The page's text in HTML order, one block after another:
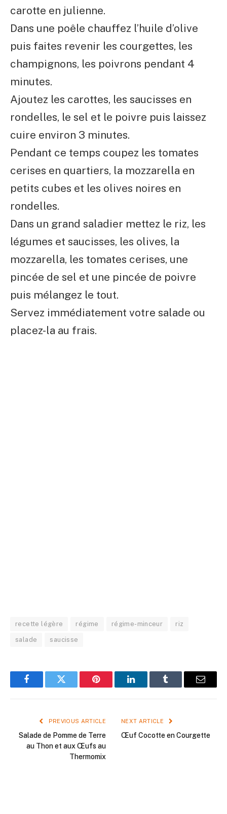
carotte en julienne.
Dans une poêle chauffez l’huile d’olive
puis faites revenir les courgettes, les
champignons, les poivrons pendant 4
minutes.
Ajoutez les carottes, les saucisses en
rondelles, le sel et le poivre puis laissez
cuire environ 3 minutes.
Pendant ce temps coupez les tomates
cerises en quartiers, la mozzarella en
petits cubes et les olives noires en
rondelles.
Dans un grand saladier mettez le riz, les
légumes et saucisses, les olives, la
mozzarella, les tomates cerises, une
pincée de sel et une pincée de poivre
puis mélangez le tout.
Servez immédiatement votre salade ou
placez-la au frais.
recette légère régime régime-minceur riz
salade saucisse
FacebookTwitter Pinterest LinkedInTumblr Email
PREVIOUS ARTICLE
Salade de Pomme de Terre
au Thon et aux Œufs au
Thermomix
NEXT ARTICLE
Œuf Cocotte en Courgette